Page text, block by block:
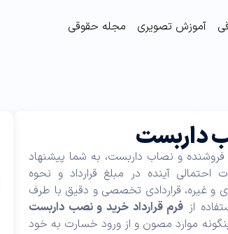
آموزش تصویری مجله حقوقی
داربست
و نصاب داربست، به شما پیشنهاد
آینده در مبلغ قرارداد و نحوه
غیره، قراردادی تخصصی و دقیق با طرف
از فرم قرارداد خرید و نصب داربست
موارد مصون و از ورود خسارت به خود